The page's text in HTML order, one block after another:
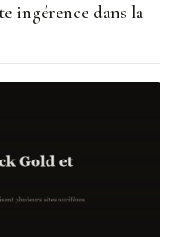
ingérence dans la